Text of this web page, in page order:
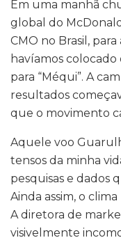
Em uma manhã
global do
CMO no Brasil,
havíamos
para “Méqui”. A
resultados
que o movimento
Aquele voo
tensos da minha
pesquisas e dados
Ainda assim, o
A diretora de
visivelmente